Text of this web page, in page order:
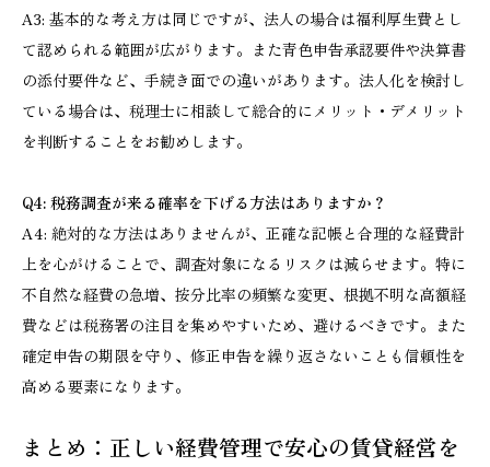
A3: 基本的な考え方は同じですが、法人の場合は福利厚生費とし
て認められる範囲が広がります。また青色申告承認要件や決算書
の添付要件など、手続き面での違いがあります。法人化を検討し
ている場合は、税理士に相談して総合的にメリット・デメリット
を判断することをお勧めします。
Q4: 税務調査が来る確率を下げる方法はありますか？
A4: 絶対的な方法はありませんが、正確な記帳と合理的な経費計
上を心がけることで、調査対象になるリスクは減らせます。特に
不自然な経費の急増、按分比率の頻繁な変更、根拠不明な高額経
費などは税務署の注目を集めやすいため、避けるべきです。また
確定申告の期限を守り、修正申告を繰り返さないことも信頼性を
高める要素になります。
まとめ：正しい経費管理で安心の賃貸経営を